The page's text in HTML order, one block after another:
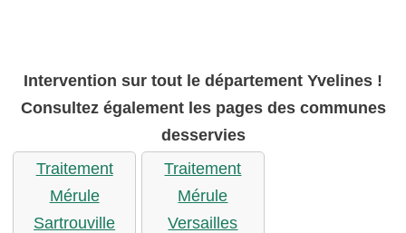
Intervention sur tout le département Yvelines !
Consultez également les pages des communes
desservies
Traitement
Mérule
Sartrouville
Traitement
Mérule
Versailles